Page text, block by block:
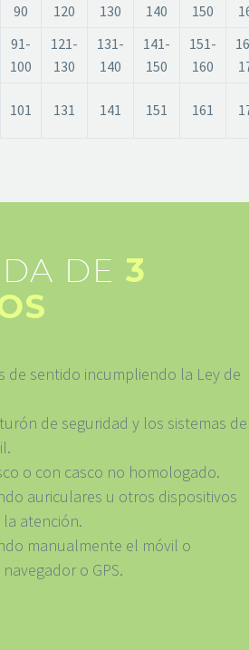
90
120
130
140
150
91-
100
121-
130
131-
140
141-
150
151-
160
101 131 141 151 161
DE 3
de sentido incumpliendo la Ley de
de seguridad y los sistemas de
o con casco no homologado.
auriculares u otros dispositivos
atención.
manualmente el móvil o
o GPS.